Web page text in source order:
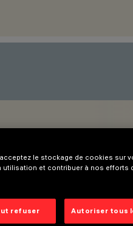
le stockage de cookies sur
et contribuer à nos efforts
refuser Autoriser tous